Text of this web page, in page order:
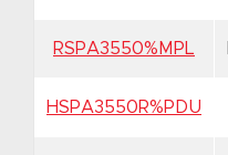
RSPA3550%MPL
HSPA3550R%PDU